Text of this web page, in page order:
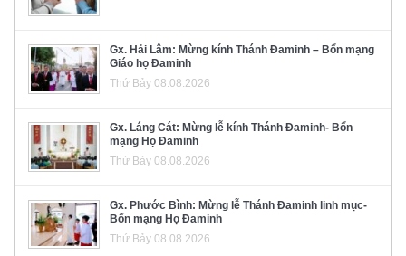
Gx. Hải Lâm: Mừng kính Thánh Đaminh – Bổn mạng
Giáo họ Đaminh
Thứ Bảy 08.08.2026
Gx. Láng Cát: Mừng lễ kính Thánh Đaminh- Bổn
mạng Họ Đaminh
Thứ Bảy 08.08.2026
Gx. Phước Bình: Mừng lễ Thánh Đaminh linh mục-
Bổn mạng Họ Đaminh
Thứ Bảy 08.08.2026